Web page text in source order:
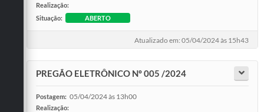
Realização:
Situação:
ABERTO
Atualizado em: 05/04/2024 às 15h43
PREGÃO ELETRÔNICO Nº 005 /2024
Postagem: 05/04/2024 às 13h00
Realização: